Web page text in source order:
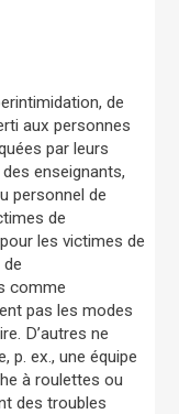
de
aux personnes
par leurs
enseignants,
personnel de
de
les victimes de
comme
pas les modes
D’autres ne
p. ex., une équipe
à roulettes ou
des troubles